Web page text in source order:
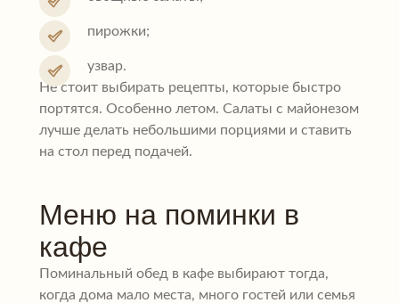
пирожки;
узвар.
Не стоит выбирать рецепты, которые быстро
портятся. Особенно летом. Салаты с майонезом
лучше делать небольшими порциями и ставить
на стол перед подачей.
Меню на поминки в
кафе
Поминальный обед в кафе выбирают тогда,
когда дома мало места, много гостей или семья